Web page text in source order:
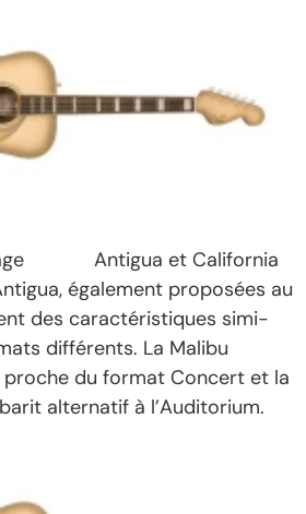
Anti­gua et Cali­for­nia
égale­ment propo­sées au
des carac­té­ris­tiques simi­
diffé­rents. La Malibu
du format Concert et la
alter­na­tif à l’Au­di­to­rium.